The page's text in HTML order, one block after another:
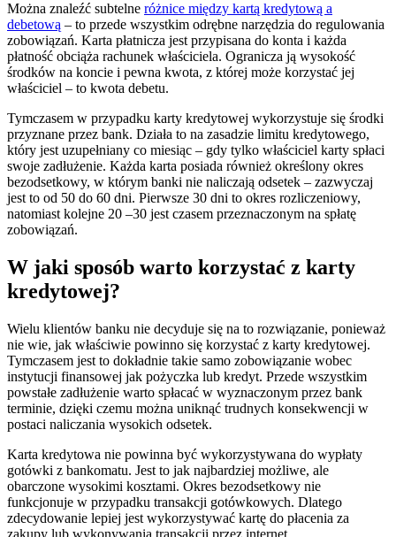
Można znaleźć subtelne różnice między kartą kredytową a
debetową – to przede wszystkim odrębne narzędzia do regulowania
zobowiązań. Karta płatnicza jest przypisana do konta i każda
płatność obciąża rachunek właściciela. Ogranicza ją wysokość
środków na koncie i pewna kwota, z której może korzystać jej
właściciel – to kwota debetu.
Tymczasem w przypadku karty kredytowej wykorzystuje się środki
przyznane przez bank. Działa to na zasadzie limitu kredytowego,
który jest uzupełniany co miesiąc – gdy tylko właściciel karty spłaci
swoje zadłużenie. Każda karta posiada również określony okres
bezodsetkowy, w którym banki nie naliczają odsetek – zazwyczaj
jest to od 50 do 60 dni. Pierwsze 30 dni to okres rozliczeniowy,
natomiast kolejne 20 –30 jest czasem przeznaczonym na spłatę
zobowiązań.
W jaki sposób warto korzystać z karty
kredytowej?
Wielu klientów banku nie decyduje się na to rozwiązanie, ponieważ
nie wie, jak właściwie powinno się korzystać z karty kredytowej.
Tymczasem jest to dokładnie takie samo zobowiązanie wobec
instytucji finansowej jak pożyczka lub kredyt. Przede wszystkim
powstałe zadłużenie warto spłacać w wyznaczonym przez bank
terminie, dzięki czemu można uniknąć trudnych konsekwencji w
postaci naliczania wysokich odsetek.
Karta kredytowa nie powinna być wykorzystywana do wypłaty
gotówki z bankomatu. Jest to jak najbardziej możliwe, ale
obarczone wysokimi kosztami. Okres bezodsetkowy nie
funkcjonuje w przypadku transakcji gotówkowych. Dlatego
zdecydowanie lepiej jest wykorzystywać kartę do płacenia za